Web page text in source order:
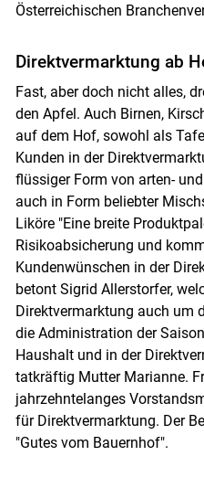
Österreichischen
Direktvermarktung ab
Fast, aber doch nicht alles,
den Apfel. Auch Birnen,
auf dem Hof, sowohl als
Kunden in der
flüssiger Form von arten-
auch in Form beliebter
Liköre "Eine breite
Risikoabsicherung und
Kundenwünschen in der
betont Sigrid Allerstorfer,
Direktvermarktung auch um
die Administration der
Haushalt und in der
tatkräftig Mutter Marianne.
jahrzehntelanges
für Direktvermarktung. Der
"Gutes vom Bauernhof".